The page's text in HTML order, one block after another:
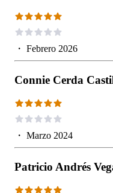
・ Febrero 2026
Connie Cerda
・ Marzo 2024
Patricio Andrés